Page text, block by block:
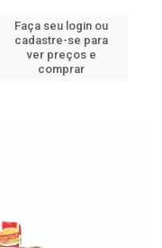
Faça seu login ou
cadastre-se para
ver preços e
comprar